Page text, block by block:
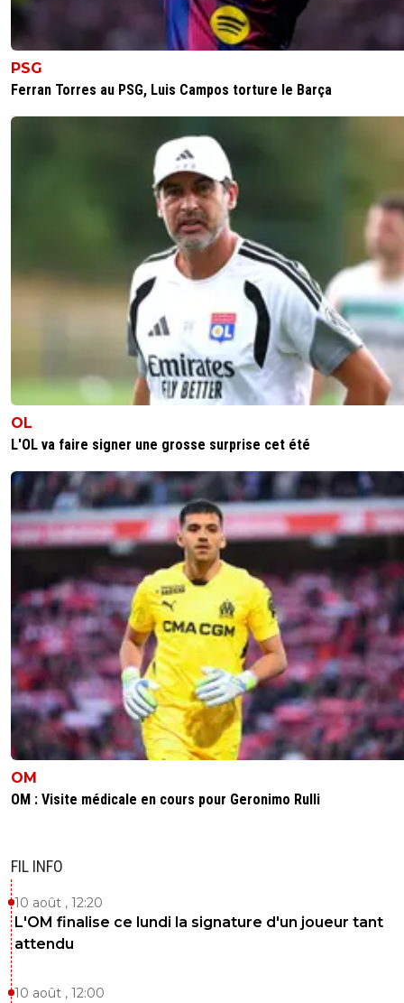
PSG
Ferran Torres au PSG, Luis Campos torture le Barça
OL
L'OL va faire signer une grosse surprise cet été
OM
OM : Visite médicale en cours pour Geronimo Rulli
FIL INFO
10 août , 12:20
L'OM finalise ce lundi la signature d'un joueur tant
attendu
10 août , 12:00